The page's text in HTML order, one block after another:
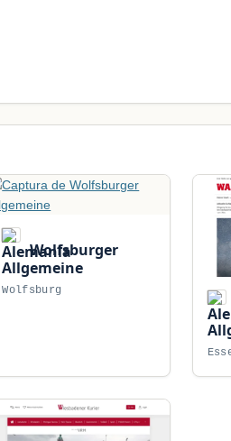
Wolfsburger
Allgemeine
Wolfsburg